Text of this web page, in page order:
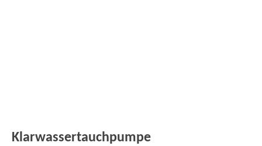
Klarwassertauchpumpe